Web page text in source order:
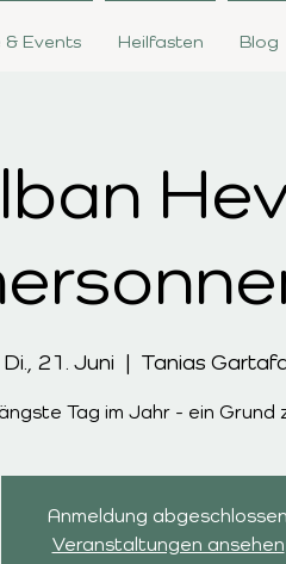
& Events Heilfasten Blog
Di., 21. Juni
  |
Tanias
Tag im Jahr - ein Grund
Anmeldung abgeschlossen
Veranstaltungen ansehen